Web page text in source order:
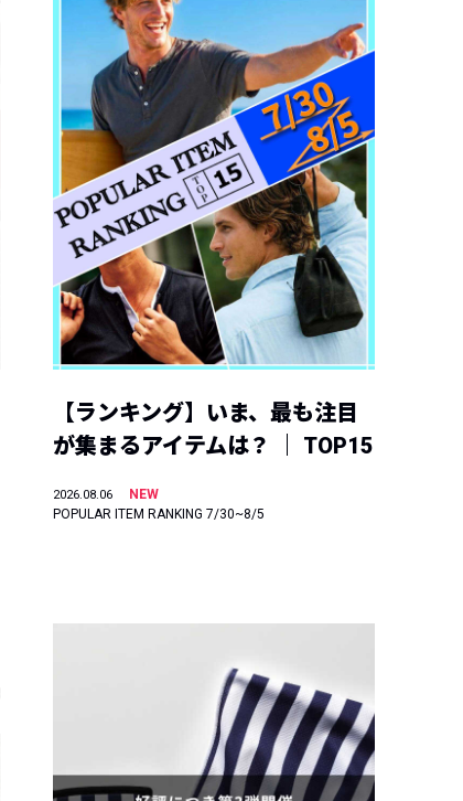
【ランキング】いま、最も注目
が集まるアイテムは？ ｜ TOP15
2026.08.06
NEW
POPULAR ITEM RANKING 7/30~8/5